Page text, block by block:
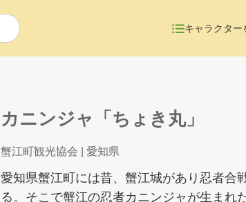
キャラクター
カニンジャ「ちょき丸」
蟹江町観光協会 | 愛知県
愛知県蟹江町には昔、蟹江城があり忍者合
る。そこで蟹江の忍者カニンジャが生まれ